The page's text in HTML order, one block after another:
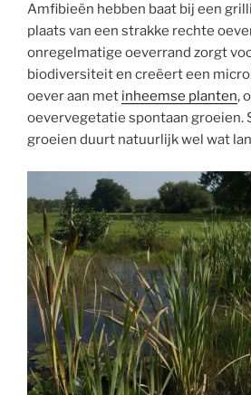
Amfibieën hebben baat bij een
plaats van een strakke rechte
onregelmatige oeverrand zorgt
biodiversiteit en creëert een
oever aan met inheemse planten,
oevervegetatie spontaan groeien.
groeien duurt natuurlijk wel wat